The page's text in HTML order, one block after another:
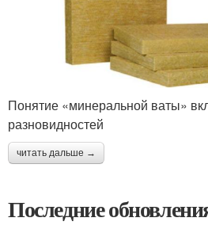
Понятие «минеральной ваты»
разновидностей
читать дальше →
Последние